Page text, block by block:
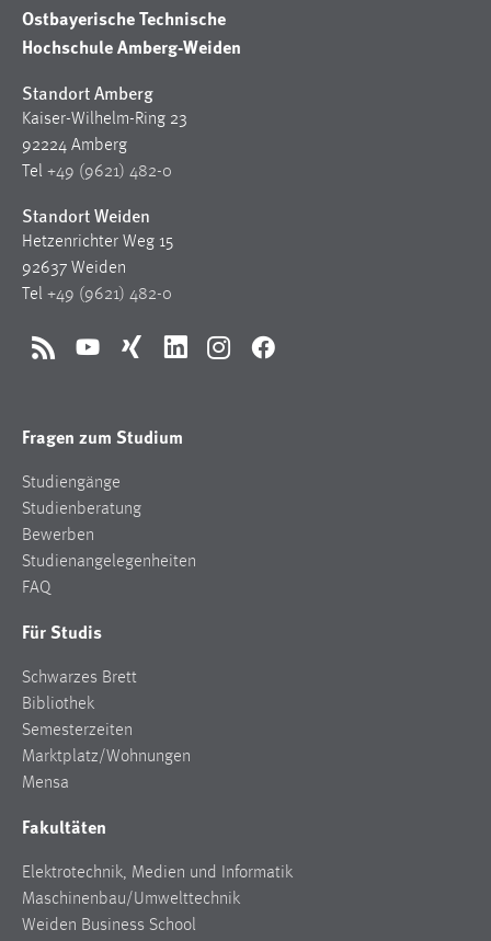
Ostbayerische Technische
Hochschule Amberg-Weiden
Standort Amberg
Kaiser-Wilhelm-Ring 23
92224 Amberg
Tel +49 (9621) 482-0
Standort Weiden
Hetzenrichter Weg 15
92637 Weiden
Tel +49 (9621) 482-0
RSS YouTubeXing LinkedInInstagramFacebook
Fragen zum Studium
Studiengänge
Studienberatung
Bewerben
Studienangelegenheiten
FAQ
Für Studis
Schwarzes Brett
Bibliothek
Semesterzeiten
Marktplatz/Wohnungen
Mensa
Fakultäten
Elektrotechnik, Medien und Informatik
Maschinenbau/Umwelttechnik
Weiden Business School